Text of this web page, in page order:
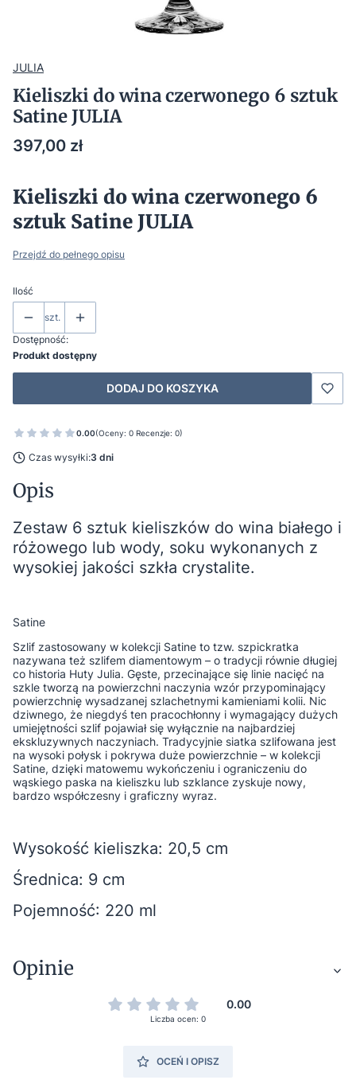
JULIA
Kieliszki do wina czerwonego 6 sztuk
Satine JULIA
Cena
397,00 zł
Kieliszki do wina czerwonego 6
sztuk Satine JULIA
Przejdź do pełnego opisu
Ilość
szt.
Dostępność:
Produkt dostępny
DODAJ DO KOSZYKA
0.00(Oceny: 0 Recenzje: 0)
Czas wysyłki:3 dni
Opis
Zestaw 6 sztuk kieliszków do wina białego i
różowego lub wody, soku wykonanych z
wysokiej jakości szkła crystalite.
Satine
Szlif zastosowany w kolekcji Satine to tzw. szpickratka
nazywana też szlifem diamentowym – o tradycji równie długiej
co historia Huty Julia. Gęste, przecinające się linie nacięć na
szkle tworzą na powierzchni naczynia wzór przypominający
powierzchnię wysadzanej szlachetnymi kamieniami kolii. Nic
dziwnego, że niegdyś ten pracochłonny i wymagający dużych
umiejętności szlif pojawiał się wyłącznie na najbardziej
ekskluzywnych naczyniach. Tradycyjnie siatka szlifowana jest
na wysoki połysk i pokrywa duże powierzchnie – w kolekcji
Satine, dzięki matowemu wykończeniu i ograniczeniu do
wąskiego paska na kieliszku lub szklance zyskuje nowy,
bardzo współczesny i graficzny wyraz.
Wysokość kieliszka: 20,5 cm
Średnica: 9 cm
Pojemność: 220 ml
Opinie
0.00
Liczba ocen: 0
OCEŃ I OPISZ